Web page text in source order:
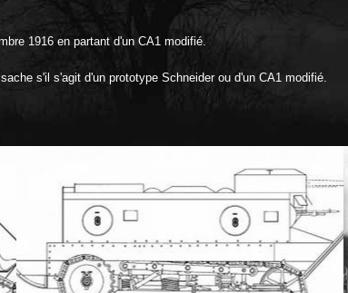
1916 en partant d'un CA1 modifié.
s'il s'agit d'un prototype Schneider ou d'un CA1 modifié.